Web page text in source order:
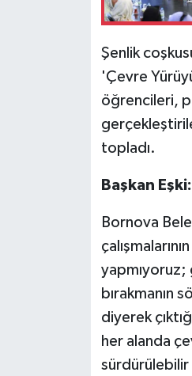
Şenlik
'Çevre
öğrencileri,
topladı.
Başkan
Bornova
yapmıyoruz;
bırakmanın
diyerek
her alanda
sürdürülebilir